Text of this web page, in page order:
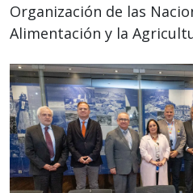
Organización de las
Alimentación y la